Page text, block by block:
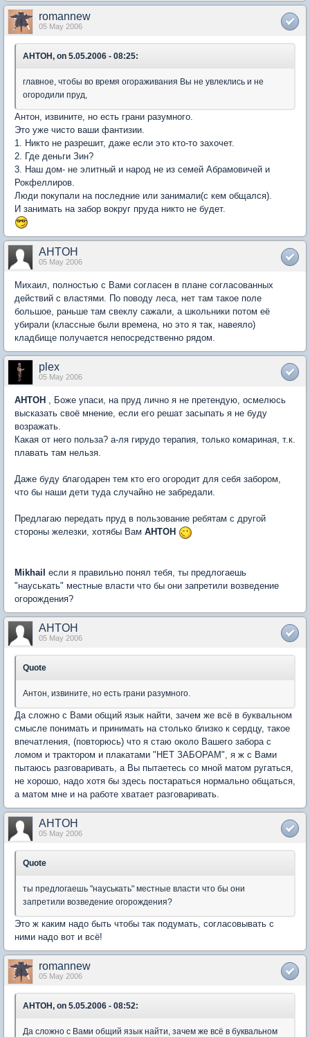
romannew
05 May 2006
AHTOH, on 5.05.2006 - 08:25:
главное, чтобы во время огораживания Вы не увлеклись и не
огородили пруд,
Антон, извините, но есть грани разумного.
Это уже чисто ваши фантизии.
1. Никто не разрешит, даже если это кто-то захочет.
2. Где деньги Зин?
3. Наш дом- не элитный и народ не из семей Абрамовичей и
Рокфеллиров.
Люди покупали на последние или занимали(с кем общался).
И занимать на забор вокруг пруда никто не будет.
AHTOH
05 May 2006
Михаил, полностью с Вами согласен в плане согласованных
действий с властями. По поводу леса, нет там такое поле
большое, раньше там свеклу сажали, а школьники потом её
убирали (классные были времена, но это я так, навеяло)
кладбище получается непосредственно рядом.
plex
05 May 2006
AHTOH , Боже упаси, на пруд лично я не претендую, осмелюсь
высказать своё мнение, если его решат засыпать я не буду
возражать.
Какая от него польза? а-ля гирудо терапия, только комариная, т.к.
плавать там нельзя.
Даже буду благодарен тем кто его огородит для себя забором,
что бы наши дети туда случайно не забредали.
Предлагаю передать пруд в пользование ребятам с другой
стороны железки, хотябы Вам AHTOH
Mikhail если я правильно понял тебя, ты предлогаешь
"науськать" местные власти что бы они запретили возведение
огорождения?
AHTOH
05 May 2006
Quote
Антон, извините, но есть грани разумного.
Да сложно с Вами общий язык найти, зачем же всё в буквальном
смысле понимать и принимать на столько близко к сердцу, такое
впечатления, (повторюсь) что я стаю около Вашего забора с
ломом и трактором и плакатами "НЕТ ЗАБОРАМ", я ж с Вами
пытаюсь разговаривать, а Вы пытаетесь со мной матом ругаться,
не хорошо, надо хотя бы здесь постараться нормально общаться,
а матом мне и на работе хватает разговаривать.
AHTOH
05 May 2006
Quote
ты предлогаешь "науськать" местные власти что бы они
запретили возведение огорождения?
Это ж каким надо быть чтобы так подумать, согласовывать с
ними надо вот и всё!
romannew
05 May 2006
AHTOH, on 5.05.2006 - 08:52:
Да сложно с Вами общий язык найти, зачем же всё в буквальном